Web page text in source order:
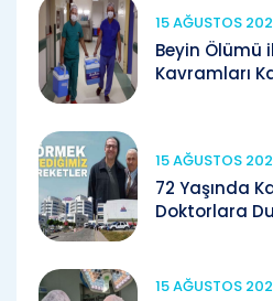
15 AĞUSTOS
Beyin Ölümü
Kavramları
15 AĞUSTOS
72 Yaşında
Doktorlara
15 AĞUSTOS